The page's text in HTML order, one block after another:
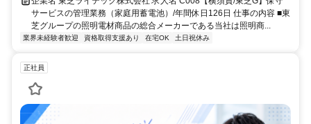
サービスの管理業務（家庭用蓄電池）/年間休日126日 仕事の内容 ■東
芝グループの照明電材商品の総合メーカーである当社は照明商...
業界未経験者歓迎 資格取得支援あり 在宅OK 土日祝休み
正社員